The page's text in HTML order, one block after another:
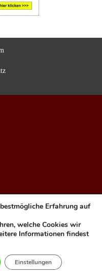
Erfahrung auf
welche Cookies wir
Informationen findest
Einstellungen